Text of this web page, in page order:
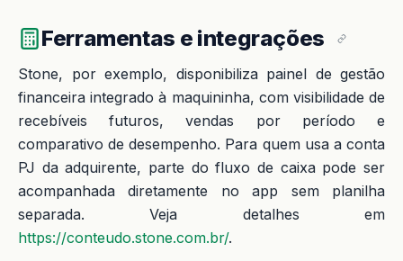
Ferramentas e integrações
Stone, por exemplo, disponibiliza painel de gestão
financeira integrado à maquininha, com visibilidade de
recebíveis futuros, vendas por período e
comparativo de desempenho. Para quem usa a conta
PJ da adquirente, parte do fluxo de caixa pode ser
acompanhada diretamente no app sem planilha
separada. Veja detalhes em
https://conteudo.stone.com.br/.